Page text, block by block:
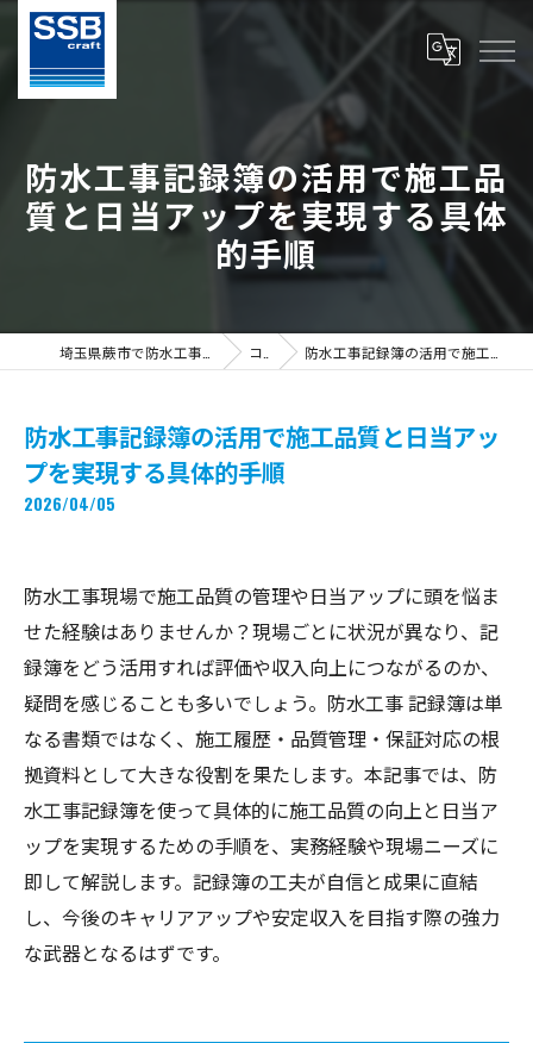
防水工事記録簿の活用で施工品
質と日当アップを実現する具体
的手順
コラム 防水工事記録簿の活用で施工品質と日当アップを実現する具体的手順
防水工事記録簿の活用で施工品質と日当アッ
プを実現する具体的手順
2026/04/05
防水工事現場で施工品質の管理や日当アップに頭を悩ま
せた経験はありませんか？現場ごとに状況が異なり、記
録簿をどう活用すれば評価や収入向上につながるのか、
疑問を感じることも多いでしょう。防水工事 記録簿は単
なる書類ではなく、施工履歴・品質管理・保証対応の根
拠資料として大きな役割を果たします。本記事では、防
水工事記録簿を使って具体的に施工品質の向上と日当ア
ップを実現するための手順を、実務経験や現場ニーズに
即して解説します。記録簿の工夫が自信と成果に直結
し、今後のキャリアアップや安定収入を目指す際の強力
な武器となるはずです。